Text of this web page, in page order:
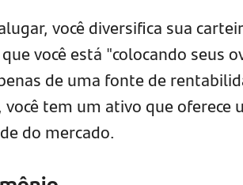
você diversifica sua
você está "colocando seus
de uma fonte de
tem um ativo que oferece
do mercado.